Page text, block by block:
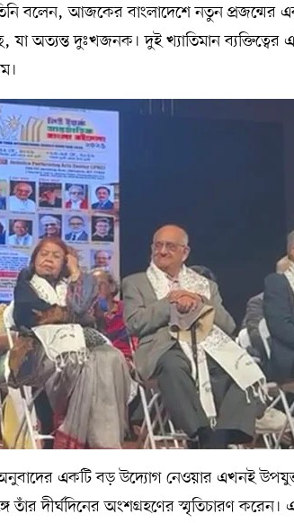
তিনি বলেন, আজকের বাংলাদেশে নতুন প্রজন্মের
যা অত্যন্ত দুঃখজনক। দুই খ্যাতিমান
অনুবাদের একটি বড় উদ্যোগ নেওয়ার এখনই
তাঁর দীর্ঘদিনের অংশগ্রহণের স্মৃতিচারণ